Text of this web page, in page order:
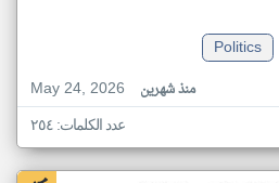
Politics
May 24, 2026
منذ شهرين
عدد الكلمات: ٢٥٤